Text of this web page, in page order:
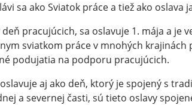
sa ako Sviatok práce a tiež ako oslava
pracujúcich, sa oslavuje 1. mája a je
sviatkom práce v mnohých krajinách
podujatia na podporu pracujúcich.
aj ako deň, ktorý je spojený s
a severnej časti, sú tieto oslavy